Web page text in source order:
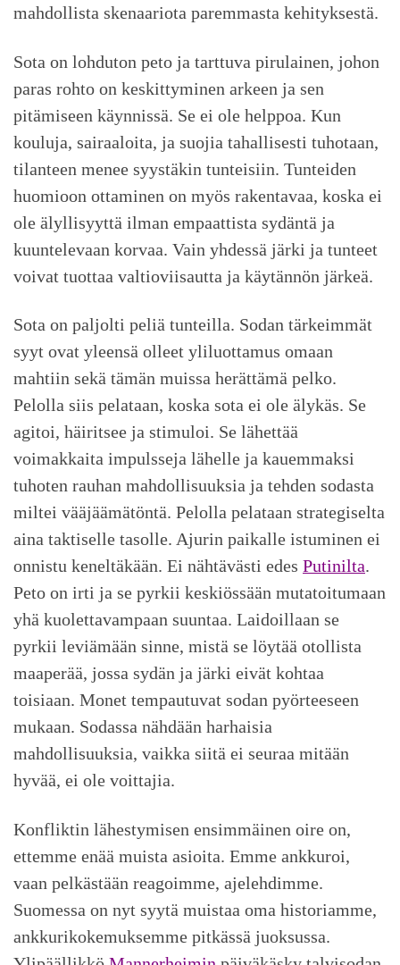
mahdollista skenaariota paremmasta kehityksestä.
Sota on lohduton peto ja tarttuva pirulainen, johon
paras rohto on keskittyminen arkeen ja sen
pitämiseen käynnissä. Se ei ole helppoa. Kun
kouluja, sairaaloita, ja suojia tahallisesti tuhotaan,
tilanteen menee syystäkin tunteisiin. Tunteiden
huomioon ottaminen on myös rakentavaa, koska ei
ole älyllisyyttä ilman empaattista sydäntä ja
kuuntelevaan korvaa. Vain yhdessä järki ja tunteet
voivat tuottaa valtioviisautta ja käytännön järkeä.
Sota on paljolti peliä tunteilla. Sodan tärkeimmät
syyt ovat yleensä olleet yliluottamus omaan
mahtiin sekä tämän muissa herättämä pelko.
Pelolla siis pelataan, koska sota ei ole älykäs. Se
agitoi, häiritsee ja stimuloi. Se lähettää
voimakkaita impulsseja lähelle ja kauemmaksi
tuhoten rauhan mahdollisuuksia ja tehden sodasta
miltei vääjäämätöntä. Pelolla pelataan strategiselta
aina taktiselle tasolle. Ajurin paikalle istuminen ei
onnistu keneltäkään. Ei nähtävästi edes Putinilta.
Peto on irti ja se pyrkii keskiössään mutatoitumaan
yhä kuolettavampaan suuntaa. Laidoillaan se
pyrkii leviämään sinne, mistä se löytää otollista
maaperää, jossa sydän ja järki eivät kohtaa
toisiaan. Monet tempautuvat sodan pyörteeseen
mukaan. Sodassa nähdään harhaisia
mahdollisuuksia, vaikka siitä ei seuraa mitään
hyvää, ei ole voittajia.
Konfliktin lähestymisen ensimmäinen oire on,
ettemme enää muista asioita. Emme ankkuroi,
vaan pelkästään reagoimme, ajelehdimme.
Suomessa on nyt syytä muistaa oma historiamme,
ankkurikokemuksemme pitkässä juoksussa.